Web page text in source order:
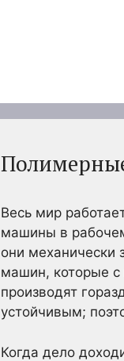
Весь мир
машины в
они механически
машин, которые
производят
устойчивым;
Когда дело